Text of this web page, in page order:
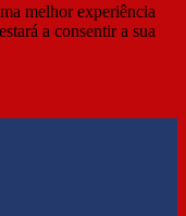
melhor experiência
a consentir a sua